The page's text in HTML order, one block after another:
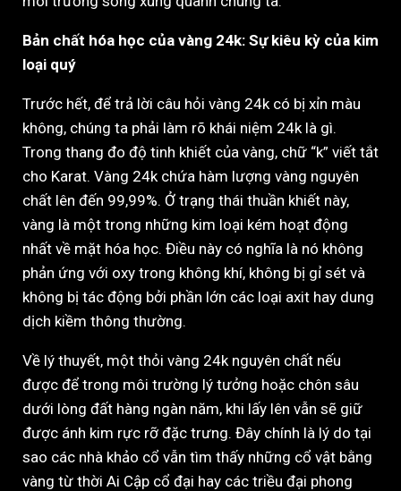
Bản chất hóa học của vàng 24k: Sự kiêu kỳ của kim
loại quý
Trước hết, để trả lời câu hỏi vàng 24k có bị xỉn màu
không, chúng ta phải làm rõ khái niệm 24k là gì.
Trong thang đo độ tinh khiết của vàng, chữ “k” viết tắt
cho Karat. Vàng 24k chứa hàm lượng vàng nguyên
chất lên đến 99,99%. Ở trạng thái thuần khiết này,
vàng là một trong những kim loại kém hoạt động
nhất về mặt hóa học. Điều này có nghĩa là nó không
phản ứng với oxy trong không khí, không bị gỉ sét và
không bị tác động bởi phần lớn các loại axit hay dung
dịch kiềm thông thường.
Về lý thuyết, một thỏi vàng 24k nguyên chất nếu
được để trong môi trường lý tưởng hoặc chôn sâu
dưới lòng đất hàng ngàn năm, khi lấy lên vẫn sẽ giữ
được ánh kim rực rỡ đặc trưng. Đây chính là lý do tại
sao các nhà khảo cổ vẫn tìm thấy những cổ vật bằng
vàng từ thời Ai Cập cổ đại hay các triều đại phong